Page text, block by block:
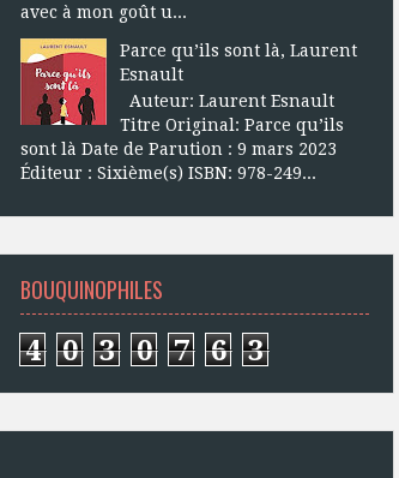
avec à mon goût u...
Parce qu’ils sont là, Laurent
Esnault
Auteur: Laurent Esnault
Titre Original: Parce qu’ils
sont là Date de Parution : 9 mars 2023
Éditeur : Sixième(s) ISBN: 978-249...
BOUQUINOPHILES
4 0 3 0 7 6 3